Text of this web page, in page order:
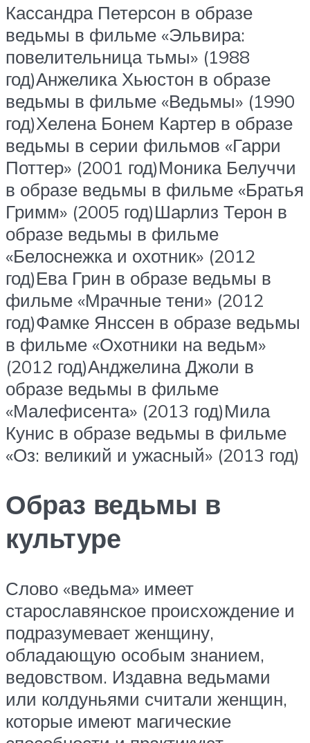
Кассандра Петерсон в образе
ведьмы в фильме «Эльвира:
повелительница тьмы» (1988
год)Анжелика Хьюстон в образе
ведьмы в фильме «Ведьмы» (1990
год)Хелена Бонем Картер в образе
ведьмы в серии фильмов «Гарри
Поттер» (2001 год)Моника Белуччи
в образе ведьмы в фильме «Братья
Гримм» (2005 год)Шарлиз Терон в
образе ведьмы в фильме
«Белоснежка и охотник» (2012
год)Ева Грин в образе ведьмы в
фильме «Мрачные тени» (2012
год)Фамке Янссен в образе ведьмы
в фильме «Охотники на ведьм»
(2012 год)Анджелина Джоли в
образе ведьмы в фильме
«Малефисента» (2013 год)Мила
Кунис в образе ведьмы в фильме
«Оз: великий и ужасный» (2013 год)
Образ ведьмы в
культуре
Слово «ведьма» имеет
старославянское происхождение и
подразумевает женщину,
обладающую особым знанием,
ведовством. Издавна ведьмами
или колдуньями считали женщин,
которые имеют магические